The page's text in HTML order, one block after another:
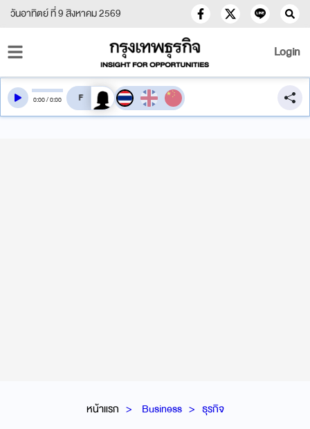
วันอาทิตย์ ที่ 9 สิงหาคม 2569
Login
หน้าแรก Business ธุรกิจ
0:00/0:00 สลับเสียงอ่าน